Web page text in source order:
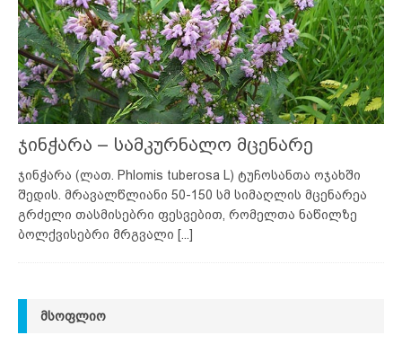
ჯინჭარა – სამკურნალო მცენარე
ჯინჭარა (ლათ. Phlomis tuberosa L) ტუჩოსანთა ოჯახში
შედის. მრავალწლიანი 50-150 სმ სიმაღლის მცენარეა
გრძელი თასმისებრი ფესვებით, რომელთა ნაწილზე
ბოლქვისებრი მრგვალი [...]
ᲛᲡᲝᲤᲚᲘᲝ